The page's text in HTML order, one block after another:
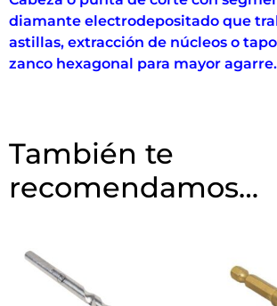
diamante electrodepositado que
astillas, extracción de núcleos o
zanco hexagonal para mayor agarre.
También te
recomendamos…